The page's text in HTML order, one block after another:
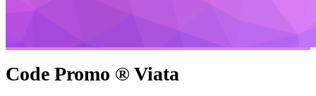
Code Promo ® Viata